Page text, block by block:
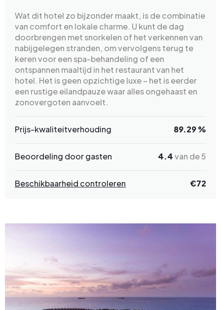
Wat dit hotel zo bijzonder maakt, is de combinatie
van comfort en lokale charme. U kunt de dag
doorbrengen met snorkelen of het verkennen van
nabijgelegen stranden, om vervolgens terug te
keren voor een spa-behandeling of een
ontspannen maaltijd in het restaurant van het
hotel. Het is geen opzichtige luxe – het is eerder
een rustige eilandpauze waar alles ongehaast en
zonovergoten aanvoelt.
Prijs-kwaliteitverhouding 89.29 %
Beoordeling door gasten 4.4van de 5
Beschikbaarheid controleren €72